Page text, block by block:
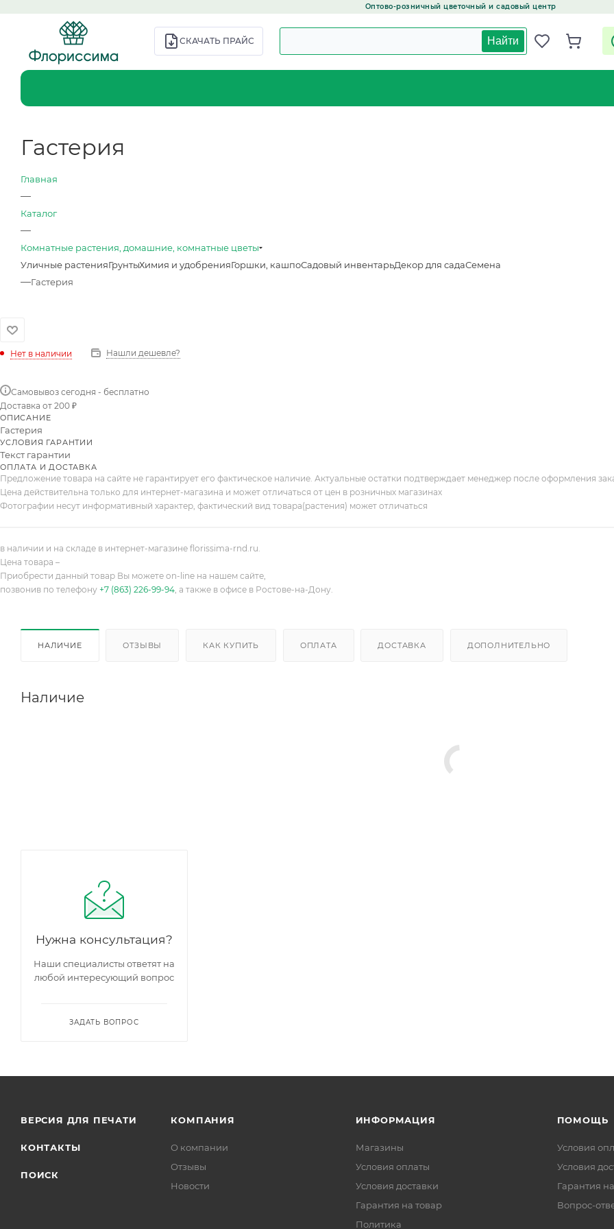
Оптово-розничный цветочный и садовый центр
СКАЧАТЬ ПРАЙС Найти
Гастерия
Главная
—
Каталог
—
Комнатные растения, домашние, комнатные цветы
Уличные растенияГрунтыХимия и удобренияГоршки, кашпоСадовый инвентарьДекор для садаСемена
—Гастерия
Нет в наличии Нашли дешевле?
Самовывоз сегодня - бесплатно
Доставка от 200 ₽
ОПИСАНИЕ
Гастерия
УСЛОВИЯ ГАРАНТИИ
Текст гарантии
ОПЛАТА И ДОСТАВКА
Предложение товара на сайте не гарантирует его фактическое наличие. Актуальные остатки подтверждает менеджер после оформления
Цена действительна только для интернет-магазина и может отличаться от цен в розничных магазинах
Фотографии несут информативный характер, фактический вид товара(растения) может отличаться
в наличии и на складе в интернет-магазине florissima-rnd.ru.
Цена товара –
Приобрести данный товар Вы можете on-line на нашем сайте,
позвонив по телефону +7 (863) 226-99-94, а также в офисе в Ростове-на-Дону.
НАЛИЧИЕ ОТЗЫВЫ КАК КУПИТЬ ОПЛАТА ДОСТАВКА ДОПОЛНИТЕЛЬНО
Наличие
Нужна консультация?
Наши специалисты ответят на
любой интересующий вопрос
ЗАДАТЬ ВОПРОС
ВЕРСИЯ ДЛЯ ПЕЧАТИ
КОНТАКТЫ
ПОИСК
КОМПАНИЯ
О компании
Отзывы
Новости
ИНФОРМАЦИЯ
Магазины
Условия оплаты
Условия доставки
Гарантия на товар
Политика
ПОМОЩЬ
Условия
Условия
Гарантия
Вопрос-